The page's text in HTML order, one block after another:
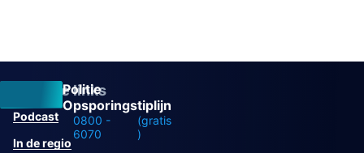
Politie
Opsporingstiplijn
0800 -
6070
(gratis
)
Overige links
Podcast
In de regio